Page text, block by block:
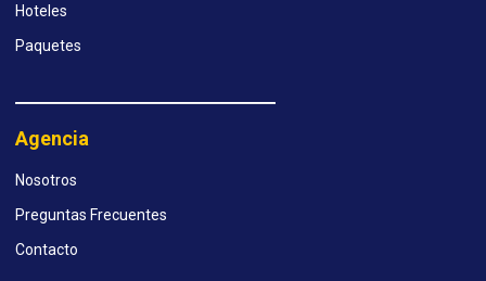
Hoteles
Paquetes
Agencia
Nosotros
Preguntas Frecuentes
Contacto